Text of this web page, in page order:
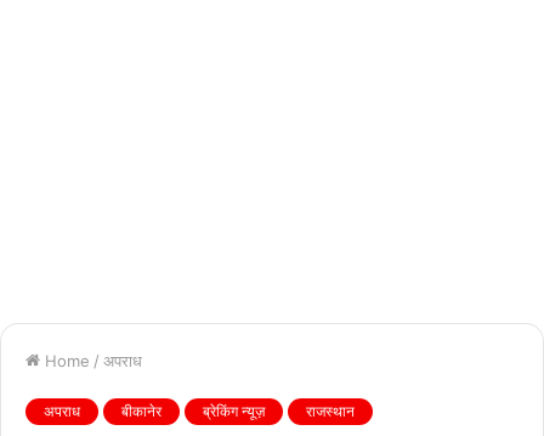
Home / अपराध
अपराध बीकानेर ब्रेकिंग न्यूज़ राजस्थान